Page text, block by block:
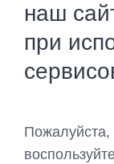
наш
при
Пожалуйста,